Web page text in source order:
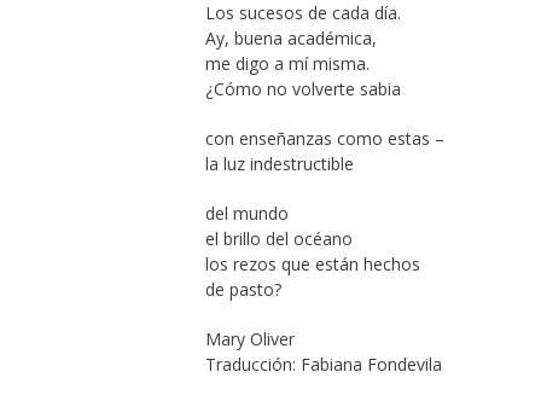
Los sucesos de cada día.
Ay, buena académica,
me digo a mí misma.
¿Cómo no volverte sabia
con enseñanzas como estas –
la luz indestructible
del mundo
el brillo del océano
los rezos que están hechos
de pasto?
Mary Oliver
Traducción: Fabiana Fondevila